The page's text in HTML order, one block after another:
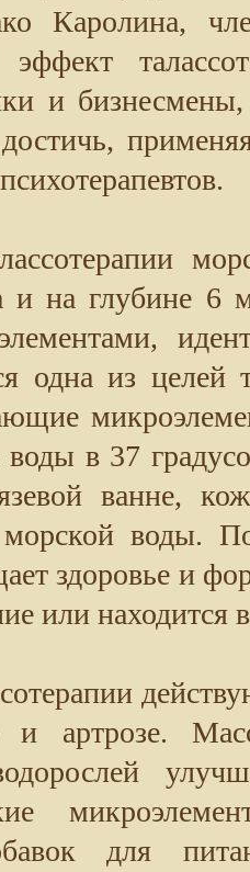
Каролина,
эффект
и
достичь,
и на глубине 6
одна из целей
воды в 37
ванне,
воды.
здоровье и
или находится
и артрозе.
для